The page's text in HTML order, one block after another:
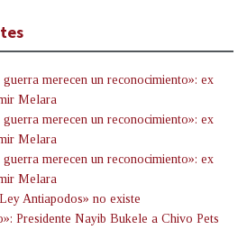
merecen un reconocimiento»: ex
Melara
merecen un reconocimiento»: ex
Melara
merecen un reconocimiento»: ex
Melara
Antiapodos» no existe
Presidente Nayib Bukele a Chivo Pets